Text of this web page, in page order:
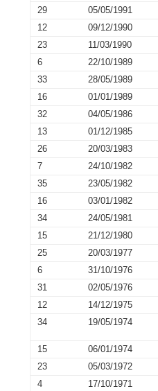
29
05/05/1991
12
09/12/1990
23
11/03/1990
6
22/10/1989
33
28/05/1989
16
01/01/1989
32
04/05/1986
13
01/12/1985
26
20/03/1983
7
24/10/1982
35
23/05/1982
16
03/01/1982
34
24/05/1981
15
21/12/1980
25
20/03/1977
6
31/10/1976
31
02/05/1976
12
14/12/1975
34
19/05/1974
15 06/01/1974
23
05/03/1972
4
17/10/1971